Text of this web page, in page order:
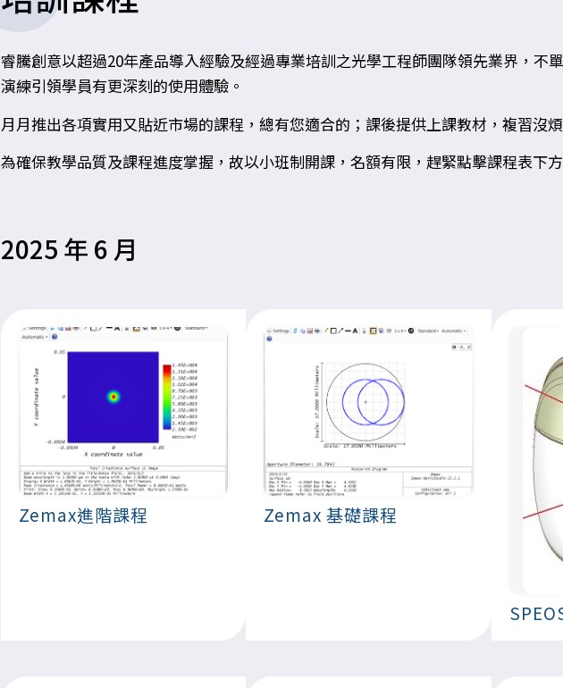
睿騰創意以超過20年產品導入經驗及經過專業培訓之光學工程師團隊領先業界，不
演練引領學員有更深刻的使用體驗。
月月推出各項實用又貼近市場的課程，總有您適合的；課後提供上課教材，複習沒煩
為確保教學品質及課程進度掌握，故以小班制開課，名額有限，趕緊點擊課程表下方
2025 年 6 月
Zemax進階課程 Zemax 基礎課程